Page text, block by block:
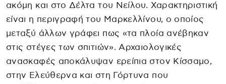
ακόμη και στο Δέλτα του Νείλου. Χαρακτηριστική
είναι η περιγραφή του Μαρκελλίνου, ο οποίος
μεταξύ άλλων γράφει πως «τα πλοία ανέβηκαν
στις στέγες των σπιτιών». Αρχαιολογικές
ανασκαφές αποκάλυψαν ερείπια στον Κίσσαμο,
στην Ελεύθερνα και στη Γόρτυνα που